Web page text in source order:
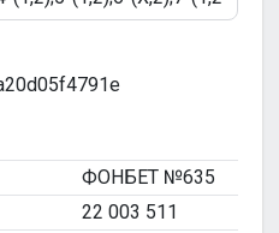
ФОНБЕТ №635
22 003 511